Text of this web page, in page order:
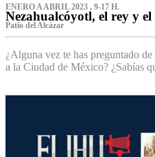
ENERO A ABRIL 2023 , 9-17 H.
Nezahualcóyotl, el rey y el
Patio del Alcázar
¿Alguna vez te has preguntado
a la Ciudad de México? ¿Sabías